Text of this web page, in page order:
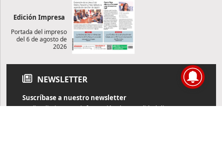
Edición Impresa
Portada del impreso
del 6 de agosto de
2026
NEWSLETTER
Suscríbase a nuestro newsletter
Reciba diariamente información de actualidad directamente en